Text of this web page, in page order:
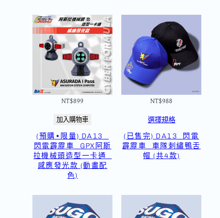
NT$899
加入購物車
(預購•限量) DA13_
閃電霹靂車_GPX阿斯
拉機械頭造型一卡通_
感應發光款 (動畫配
色)
NT$988
選擇規格
(已售完) DA13_閃電
霹靂車_車隊刺繡鴨舌
帽 (共4款)